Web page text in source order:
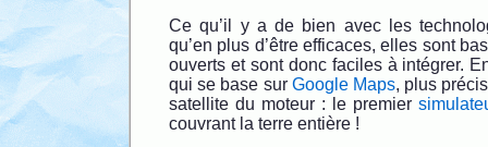
Ce qu’il y a de bien avec les
qu’en plus d’être efficaces, elles sont
ouverts et sont donc faciles à intégrer.
qui se base sur Google Maps, plus
satellite du moteur : le premier
couvrant la terre entière !